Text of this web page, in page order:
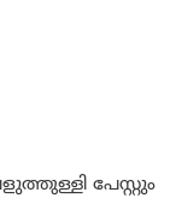
പേസ്റ്റും